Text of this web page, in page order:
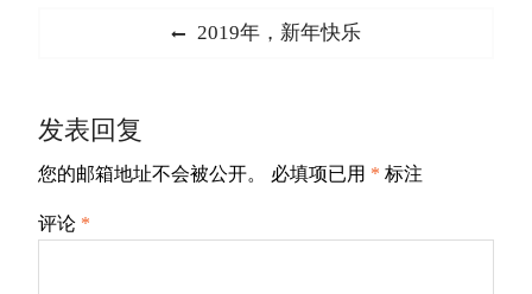
航
Previous
2019年，新年快乐
发表回复
您的邮箱地址不会被公开。 必填项已用 * 标注
评论 *